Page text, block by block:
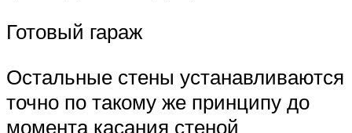
Готовый гараж
Остальные стены устанавливаются
точно по такому же принципу до
момента касания стеной